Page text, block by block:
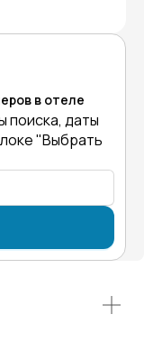
в отеле
поиска, даты
"Выбрать